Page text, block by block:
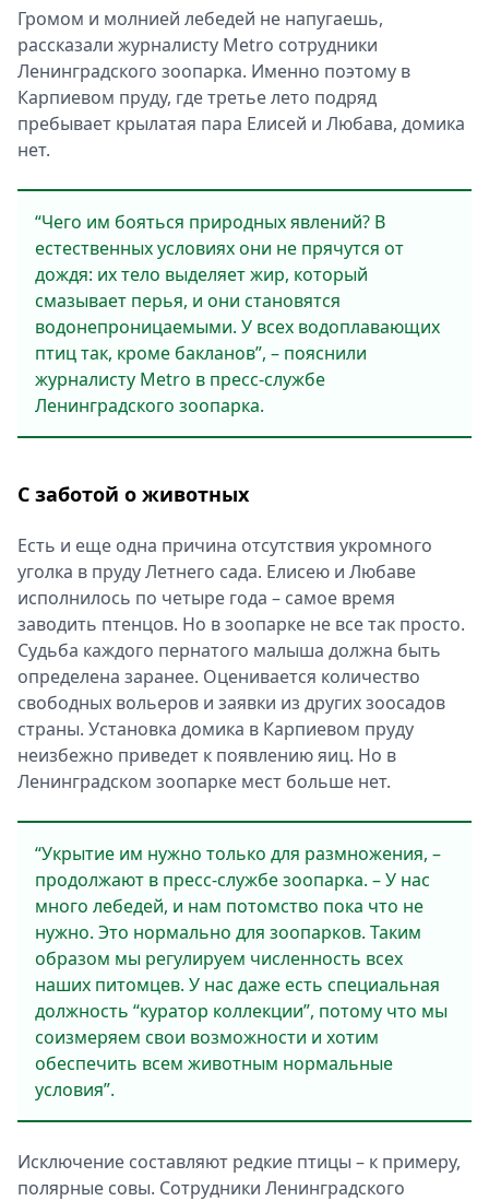
Громом и молнией лебедей не напугаешь,
рассказали журналисту Metro сотрудники
Ленинградского зоопарка. Именно поэтому в
Карпиевом пруду, где третье лето подряд
пребывает крылатая пара Елисей и Любава, домика
нет.
“Чего им бояться природных явлений? В
естественных условиях они не прячутся от
дождя: их тело выделяет жир, который
смазывает перья, и они становятся
водонепроницаемыми. У всех водоплавающих
птиц так, кроме бакланов”, – пояснили
журналисту Metro в пресс-службе
Ленинградского зоопарка.
С заботой о животных
Есть и еще одна причина отсутствия укромного
уголка в пруду Летнего сада. Елисею и Любаве
исполнилось по четыре года – самое время
заводить птенцов. Но в зоопарке не все так просто.
Судьба каждого пернатого малыша должна быть
определена заранее. Оценивается количество
свободных вольеров и заявки из других зоосадов
страны. Установка домика в Карпиевом пруду
неизбежно приведет к появлению яиц. Но в
Ленинградском зоопарке мест больше нет.
“Укрытие им нужно только для размножения, –
продолжают в пресс-службе зоопарка. – У нас
много лебедей, и нам потомство пока что не
нужно. Это нормально для зоопарков. Таким
образом мы регулируем численность всех
наших питомцев. У нас даже есть специальная
должность “куратор коллекции”, потому что мы
соизмеряем свои возможности и хотим
обеспечить всем животным нормальные
условия”.
Исключение составляют редкие птицы – к примеру,
полярные совы. Сотрудники Ленинградского